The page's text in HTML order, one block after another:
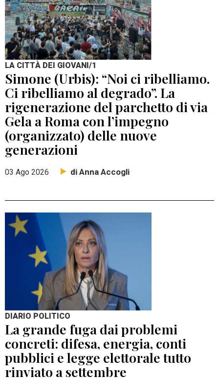
LA CITTÀ DEI GIOVANI/1
Simone (Urbis): “Noi ci ribelliamo.
Ci ribelliamo al degrado”. La
rigenerazione del parchetto di via
Gela a Roma con l’impegno
(organizzato) delle nuove
generazioni
03 Ago 2026 di Anna Accogli
DIARIO POLITICO
La grande fuga dai problemi
concreti: difesa, energia, conti
pubblici e legge elettorale tutto
rinviato a settembre